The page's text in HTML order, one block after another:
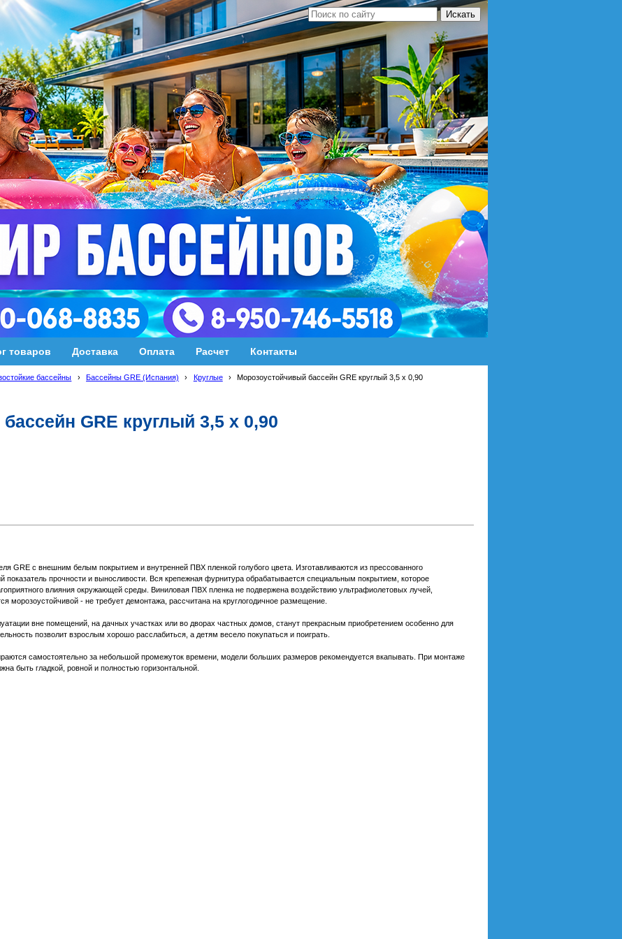
товаров Доставка Оплата Расчет Контакты
бассейны › Бассейны GRE (Испания) › Круглые › Морозоустойчивый бассейн GRE круглый 3,5 х 0,90
GRE круглый 3,5 х 0,90
GRE с внешним белым покрытием и внутренней ПВХ пленкой голубого цвета. Изготавливаются из прессованного
показатель прочности и выносливости. Вся крепежная фурнитура обрабатывается специальным покрытием, которое
влияния окружающей среды. Виниловая ПВХ пленка не подвержена воздействию ультрафиолетовых лучей,
морозоустойчивой - не требует демонтажа, рассчитана на круглогодичное размещение.
вне помещений, на дачных участках или во дворах частных домов, станут прекрасным приобретением особенно для
позволит взрослым хорошо расслабиться, а детям весело покупаться и поиграть.
самостоятельно за небольшой промежуток времени, модели больших размеров рекомендуется вкапывать. При монтаже
быть гладкой, ровной и полностью горизонтальной.